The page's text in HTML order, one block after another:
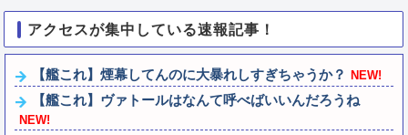
アクセスが集中している速報記事！
【艦これ】煙幕してんのに大暴れしすぎちゃうか？ NEW!
【艦これ】ヴァトールはなんて呼べばいいんだろうね
NEW!